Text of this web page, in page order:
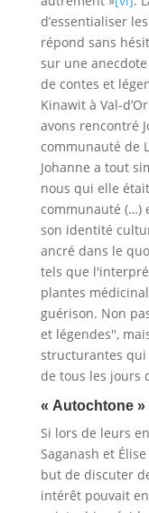
d’essentialiser
répond sans
sur une
de contes et
Kinawit à Val-
avons rencontré
communauté de
Johanne a tout
nous qui elle
communauté (…)
son identité
ancré dans le
tels que
plantes
guérison. Non
et légendes'',
structurantes
de tous les jours
« Autochtone »
Si lors de leurs
Saganash et
but de discuter
intérêt pouvait